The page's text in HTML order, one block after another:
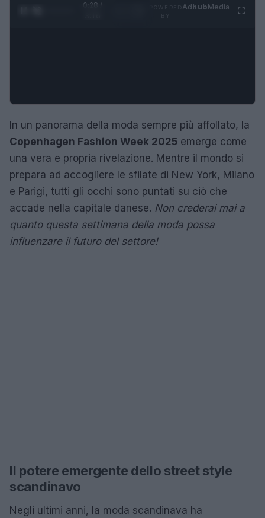
0:29 /
AdhubMedia
In un panorama della moda sempre più affollato, la
Copenhagen Fashion Week 2025 emerge come
una vera e propria rivelazione. Mentre il mondo si
prepara ad accogliere le sfilate di New York, Milano
e Parigi, tutti gli occhi sono puntati su ciò che
accade nella capitale danese. Non crederai mai a
quanto questa settimana della moda possa
influenzare il futuro del settore!
Il potere emergente dello street style
scandinavo
Negli ultimi anni, la moda scandinava ha